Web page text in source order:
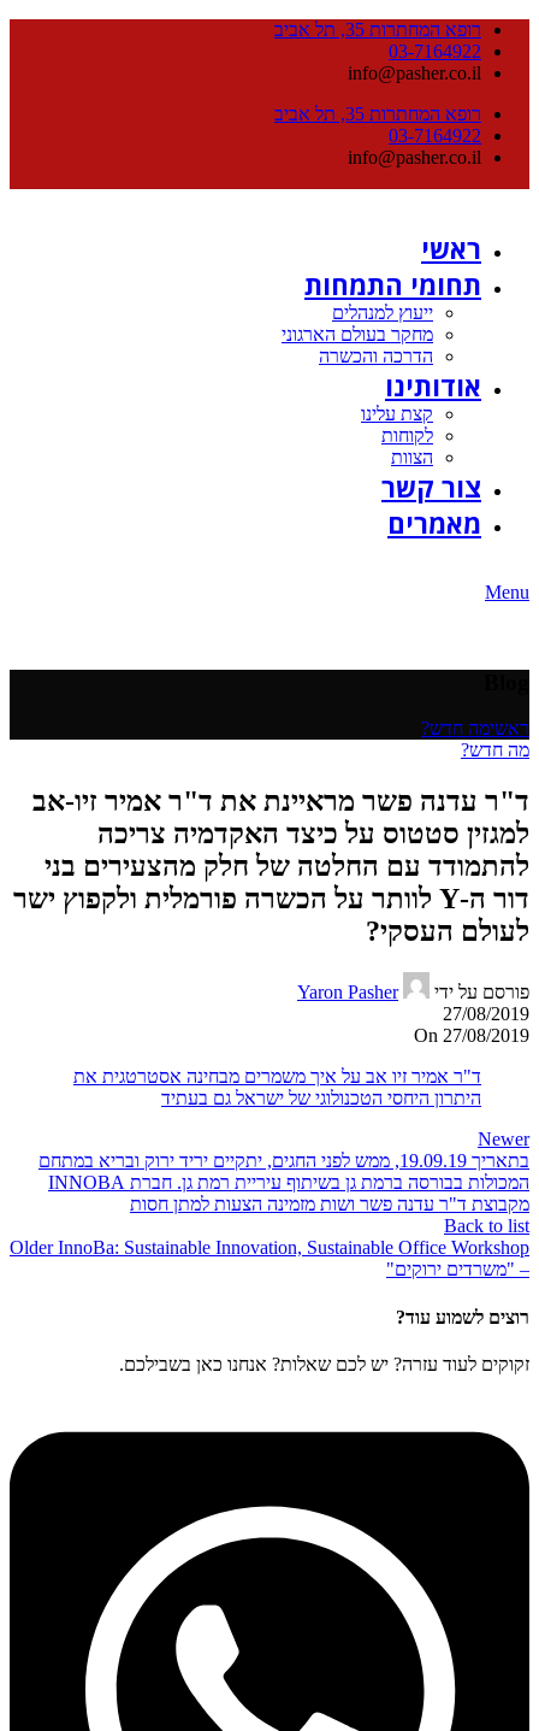
רופא המחתרות 35, תל אביב
03-7164922
info@pasher.co.il
רופא המחתרות 35, תל אביב
03-7164922
info@pasher.co.il
ראשי
תחומי התמחות
ייעוץ למנהלים
מחקר בעולם הארגוני
הדרכה והכשרה
אודותינו
קצת עלינו
לקוחות
הצוות
צור קשר
מאמרים
Menu
ראשימה חדש?
מה חדש?
ד"ר עדנה פשר מראיינת את ד"ר אמיר זיו-אב
למגזין סטטוס על כיצד האקדמיה צריכה
להתמודד עם החלטה של חלק מהצעירים בני
דור ה-Y לוותר על הכשרה פורמלית ולקפוץ ישר
לעולם העסקי?
פורסם על ידי
Yaron Pasher
27/08/2019
On 27/08/2019
ד"ר אמיר זיו אב על איך משמרים מבחינה אסטרטגית את
היתרון היחסי הטכנולוגי של ישראל גם בעתיד
Newer
בתאריך 19.09.19, ממש לפני החגים, יתקיים יריד ירוק ובריא במתחם
המכולות בבורסה ברמת גן בשיתוף עיריית רמת גן. חברת INNOBA
מקבוצת ד"ר עדנה פשר ושות מזמינה הצעות למתן חסות
Back to list
Older InnoBa: Sustainable Innovation, Sustainable Office Workshop
– "משרדים ירוקים"
רוצים לשמוע עוד?
זקוקים לעוד עזרה? יש לכם שאלות? אנחנו כאן בשבילכם.